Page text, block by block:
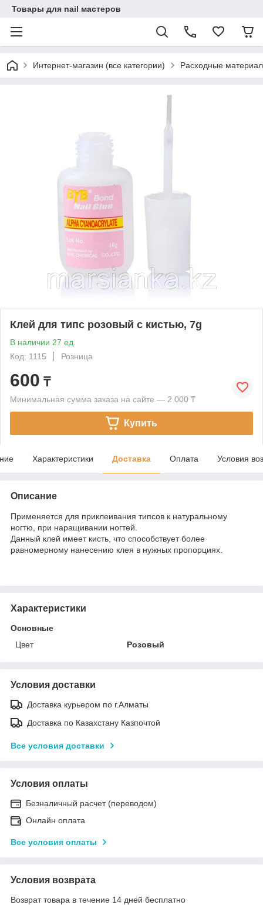
Товары для nail мастеров
Интернет-магазин (все категории) Расходные
Клей для типс розовый с кистью, 7g
В наличии 27 ед.
Код: 1115
Розница
600 ₸
Минимальная сумма заказа на сайте — 2 000 ₸
Купить
Характеристики Доставка Оплата Условия
Описание
Применяется для приклеивания типсов к натуральному
ногтю, при наращивании ногтей.
Данный клей имеет кисть, что способствует более
равномерному нанесению клея в нужных пропорциях.
Характеристики
Основные
Цвет
Розовый
Условия доставки
Доставка курьером по г.Алматы
Доставка по Казахстану Казпочтой
Все условия доставки
Условия оплаты
Безналичный расчет (переводом)
Онлайн оплата
Все условия оплаты
Условия возврата
Возврат товара в течение 14 дней бесплатно